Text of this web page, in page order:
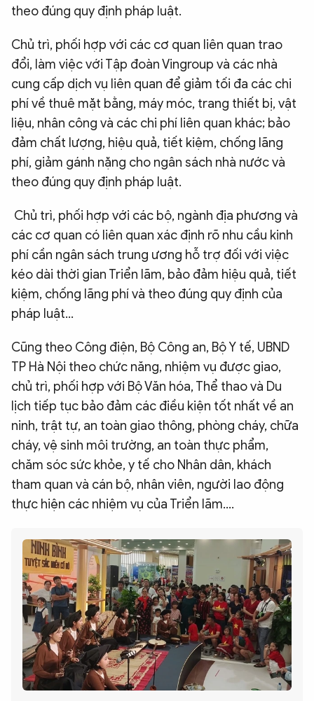
theo đúng quy định pháp luật.
Chủ trì, phối hợp với các cơ quan liên quan trao
đổi, làm việc với Tập đoàn Vingroup và các nhà
cung cấp dịch vụ liên quan để giảm tối đa các chi
phí về thuê mặt bằng, máy móc, trang thiết bị, vật
liệu, nhân công và các chi phí liên quan khác; bảo
đảm chất lượng, hiệu quả, tiết kiệm, chống lãng
phí, giảm gánh nặng cho ngân sách nhà nước và
theo đúng quy định pháp luật.
Chủ trì, phối hợp với các bộ, ngành địa phương và
các cơ quan có liên quan xác định rõ nhu cầu kinh
phí cần ngân sách trung ương hỗ trợ đối với việc
kéo dài thời gian Triển lãm, bảo đảm hiệu quả, tiết
kiệm, chống lãng phí và theo đúng quy định của
pháp luật…
Cũng theo Công điện, Bộ Công an, Bộ Y tế, UBND
TP Hà Nội theo chức năng, nhiệm vụ được giao,
chủ trì, phối hợp với Bộ Văn hóa, Thể thao và Du
lịch tiếp tục bảo đảm các điều kiện tốt nhất về an
ninh, trật tự, an toàn giao thông, phòng cháy, chữa
cháy, vệ sinh môi trường, an toàn thực phẩm,
chăm sóc sức khỏe, y tế cho Nhân dân, khách
tham quan và cán bộ, nhân viên, người lao động
thực hiện các nhiệm vụ của Triển lãm….